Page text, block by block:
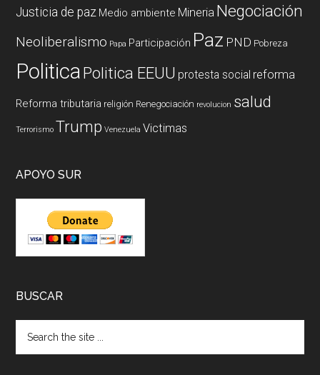
Justicia de paz Medio ambiente Mineria Negociación
Neoliberalismo Papa Participación Paz PND Pobreza
PoliticaPolitica EEUU protesta social reforma
Reforma tributaria religión Renegociación revolucion salud
Terrorismo Trump Venezuela Victimas
APOYO SUR
BUSCAR